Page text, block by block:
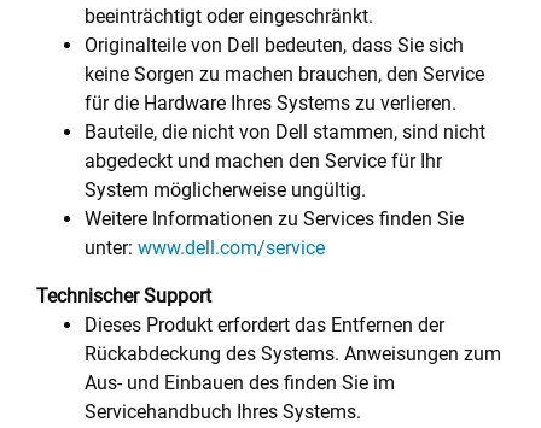
beeinträchtigt oder eingeschränkt.
Originalteile von Dell bedeuten, dass Sie sich
keine Sorgen zu machen brauchen, den Service
für die Hardware Ihres Systems zu verlieren.
Bauteile, die nicht von Dell stammen, sind nicht
abgedeckt und machen den Service für Ihr
System möglicherweise ungültig.
Weitere Informationen zu Services finden Sie
unter: www.dell.com/service
Technischer Support
Dieses Produkt erfordert das Entfernen der
Rückabdeckung des Systems. Anweisungen zum
Aus- und Einbauen des finden Sie im
Servicehandbuch Ihres Systems.